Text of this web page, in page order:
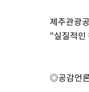
제주관광
"실질적인
◎공감언